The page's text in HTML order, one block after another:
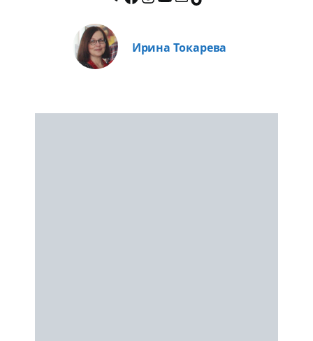
Ирина Токарева